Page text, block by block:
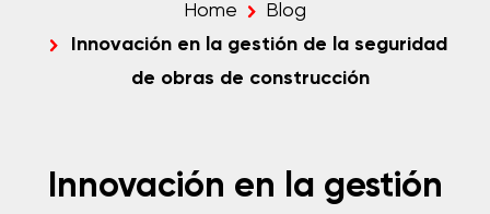
Home
Blog
Innovación en la gestión de la seguridad
de obras de construcción
Innovación en la gestión